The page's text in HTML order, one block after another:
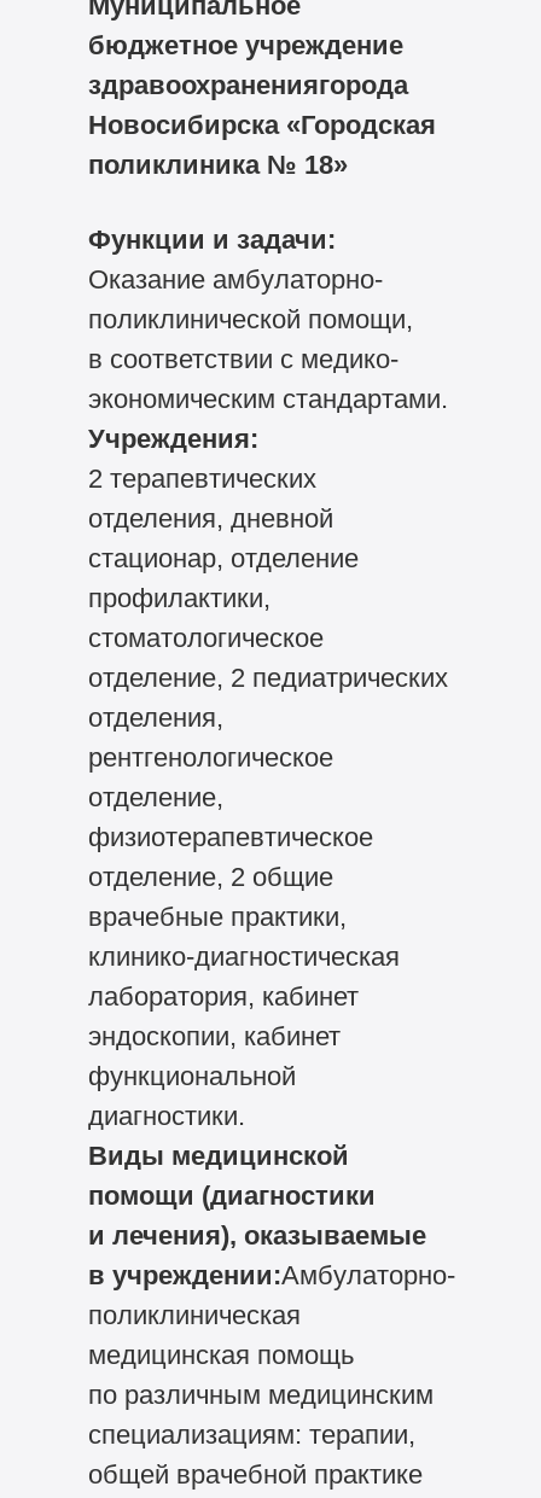
бюджетное учреждение
здравоохранениягорода
Новосибирска «Городская
поликлиника № 18»
Функции и задачи:
Оказание амбулаторно-
поликлинической помощи,
в соответствии с медико-
экономическим стандартами.
Учреждения:
2 терапевтических
отделения, дневной
стационар, отделение
профилактики,
стоматологическое
отделение, 2 педиатрических
отделения,
рентгенологическое
отделение,
физиотерапевтическое
отделение, 2 общие
врачебные практики,
клинико-диагностическая
лаборатория, кабинет
эндоскопии, кабинет
функциональной
диагностики.
Виды медицинской
помощи (диагностики
и лечения), оказываемые
в учреждении:Амбулаторно-
поликлиническая
медицинская помощь
по различным медицинским
специализациям: терапии,
общей врачебной практике